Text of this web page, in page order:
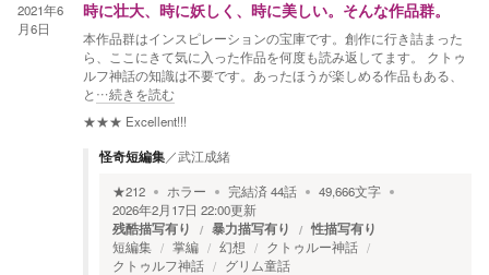
2021年6
月6日
時に壮大、時に妖しく、時に美しい。そんな作品群。
本作品群はインスピレーションの宝庫です。創作に行き詰まった
ら、ここにきて気に入った作品を何度も読み返してます。 クトゥ
ルフ神話の知識は不要です。あったほうが楽しめる作品もある、
と …続きを読む
★★★ Excellent!!!
怪奇短編集／武江成緒
★212 ホラー 完結済44話 49,666文字
2026年2月17日 22:00更新
残酷描写有り 暴力描写有り 性描写有り
短編集 掌編 幻想
クトゥルー神話
クトゥルフ神話
グリム童話